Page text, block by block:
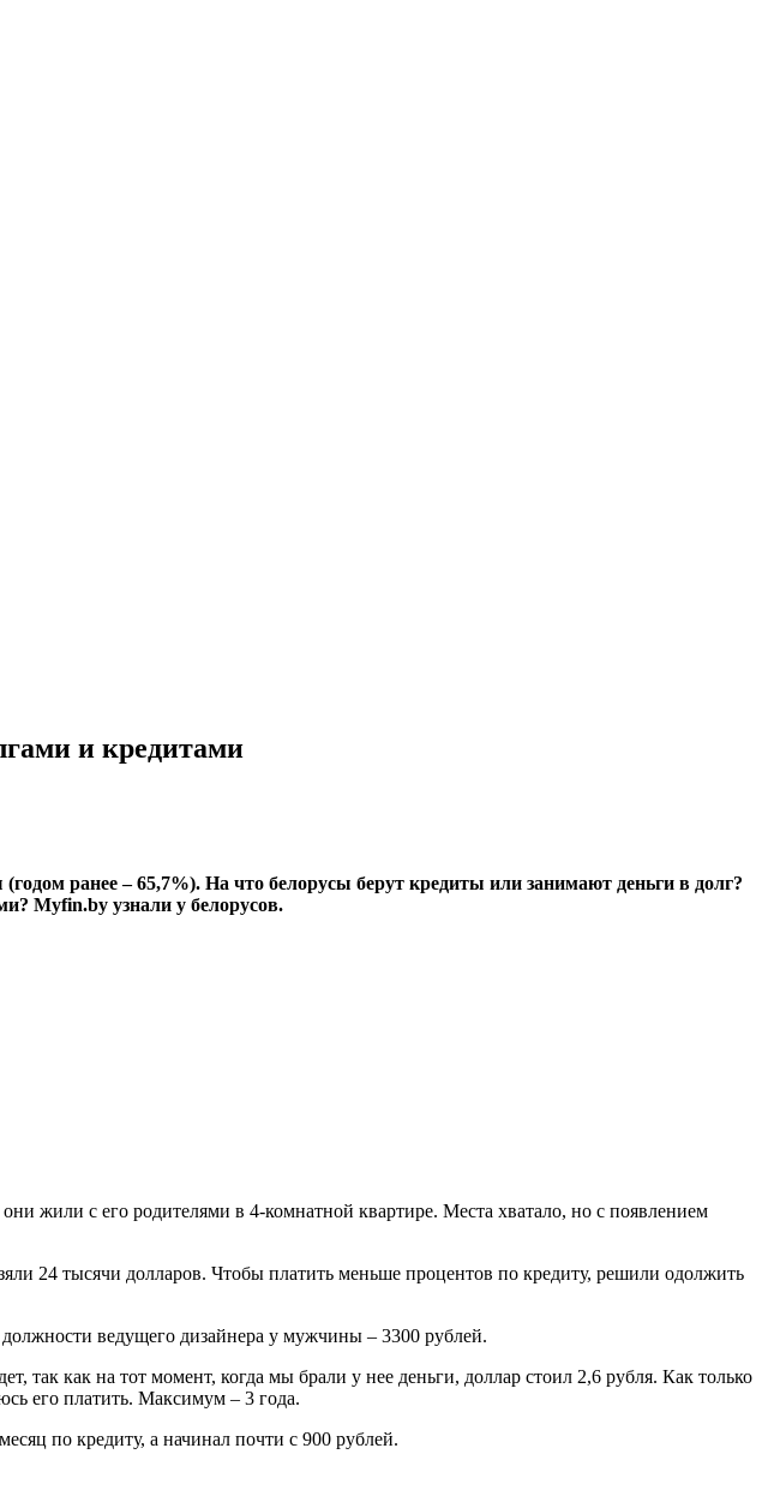
и кредитами
ранее – 65,7%). На что белорусы берут кредиты или занимают деньги в долг?
Myfin.by узнали у белорусов.
жили с его родителями в 4-комнатной квартире. Места хватало, но с появлением
24 тысячи долларов. Чтобы платить меньше процентов по кредиту, решили одолжить
ведущего дизайнера у мужчины – 3300 рублей.
так как на тот момент, когда мы брали у нее деньги, доллар стоил 2,6 рубля. Как только
его платить. Максимум – 3 года.
по кредиту, а начинал почти с 900 рублей.